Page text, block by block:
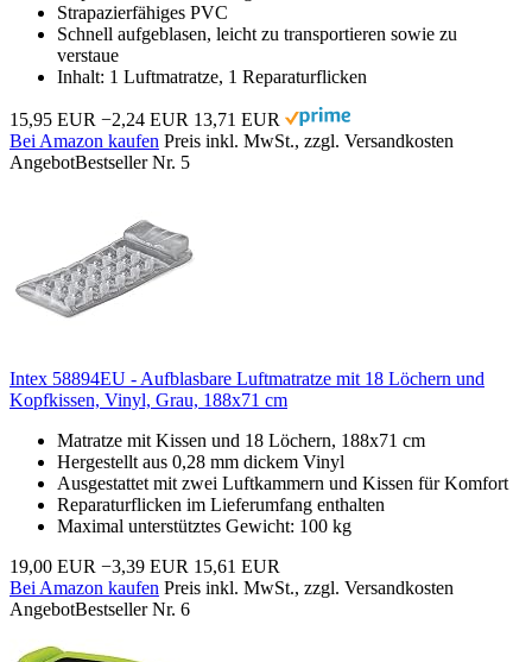
Strapazierfähiges PVC
Schnell aufgeblasen, leicht zu transportieren sowie zu
verstaue
Inhalt: 1 Luftmatratze, 1 Reparaturflicken
15,95 EUR −2,24 EUR 13,71 EUR
Bei Amazon kaufen Preis inkl. MwSt., zzgl. Versandkosten
AngebotBestseller Nr. 5
Intex 58894EU - Aufblasbare Luftmatratze mit 18 Löchern und
Kopfkissen, Vinyl, Grau, 188x71 cm
Matratze mit Kissen und 18 Löchern, 188x71 cm
Hergestellt aus 0,28 mm dickem Vinyl
Ausgestattet mit zwei Luftkammern und Kissen für Komfort
Reparaturflicken im Lieferumfang enthalten
Maximal unterstütztes Gewicht: 100 kg
19,00 EUR −3,39 EUR 15,61 EUR
Bei Amazon kaufen Preis inkl. MwSt., zzgl. Versandkosten
AngebotBestseller Nr. 6